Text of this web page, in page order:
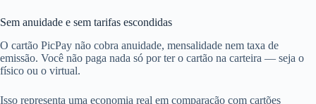
Sem anuidade e sem tarifas escondidas
O cartão PicPay não cobra anuidade, mensalidade nem taxa de
emissão. Você não paga nada só por ter o cartão na carteira — seja o
físico ou o virtual.
Isso representa uma economia real em comparação com cartões